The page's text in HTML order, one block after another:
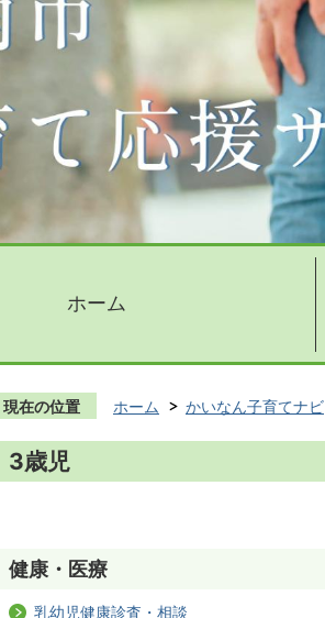
ホーム
現在の位置 ホーム かいなん子育てナビ
3歳児
健康・医療
乳幼児健康診査・相談